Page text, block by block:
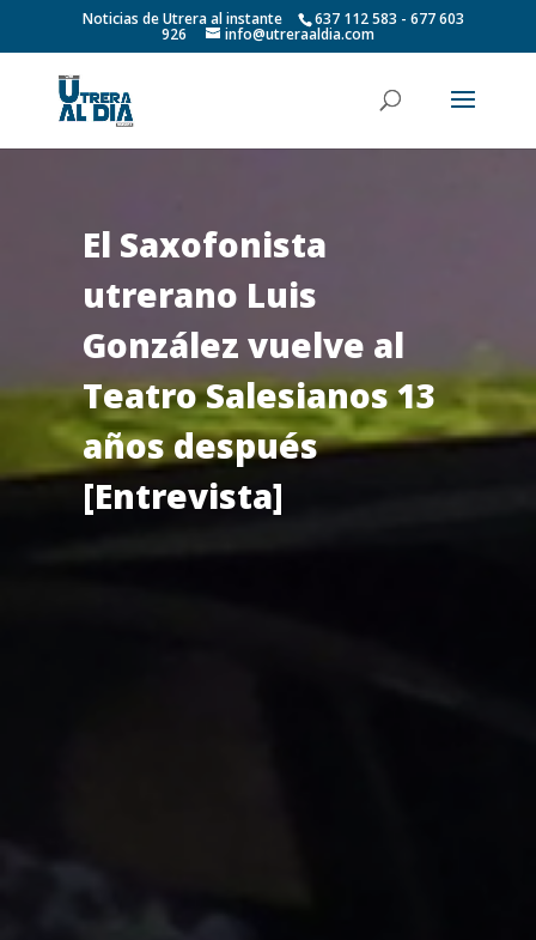
Noticias de Utrera al instante 637 112 583 - 677 603
926 info@utreraaldia.com
El Saxofonista
utrerano Luis
González vuelve al
Teatro Salesianos 13
años después
[Entrevista]